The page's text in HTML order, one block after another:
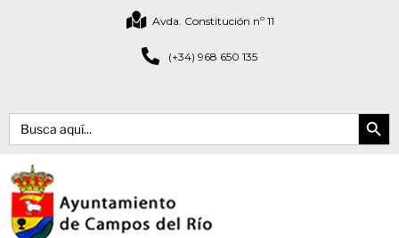
Avda. Constitución nº 11
(+34) 968 650 135
Buscar: Botón de